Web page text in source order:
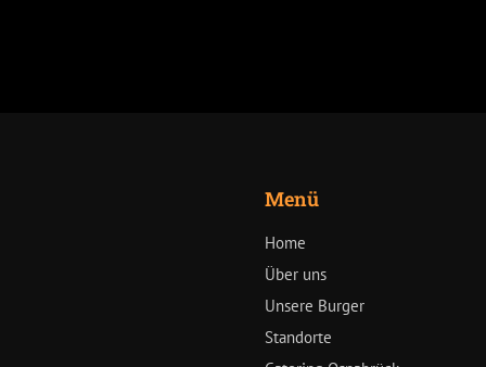
Menü
Home
Über uns
Unsere Burger
Standorte